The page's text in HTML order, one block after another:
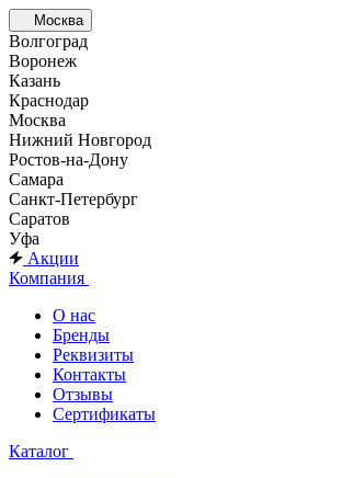
Москва
Волгоград
Воронеж
Казань
Краснодар
Москва
Нижний Новгород
Ростов-на-Дону
Самара
Санкт-Петербург
Саратов
Уфа
Акции
Компания
О нас
Бренды
Реквизиты
Контакты
Отзывы
Сертификаты
Каталог